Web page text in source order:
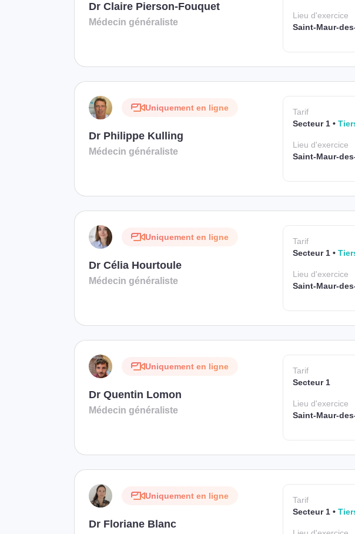
Dr Claire Pierson-Fouquet
Médecin généraliste
Lieud'exercice
Saint-Maur-
Uniquement en ligne
Dr Philippe Kulling
Médecin généraliste
Tarif
Secteur 1
Lieud'exercice
Saint-Maur-
Uniquement en ligne
Dr Célia Hourtoule
Médecin généraliste
Tarif
Secteur 1
Lieud'exercice
Saint-Maur-
Uniquement en ligne
Dr Quentin Lomon
Médecin généraliste
Tarif
Secteur 1
Lieud'exercice
Saint-Maur-
Uniquement en ligne
Dr Floriane Blanc
Tarif
Secteur 1